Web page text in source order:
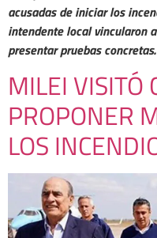
acusadas de iniciar los
intendente local vincularon
presentar pruebas concretas.
MILEI VISITÓ
PROPONER
LOS